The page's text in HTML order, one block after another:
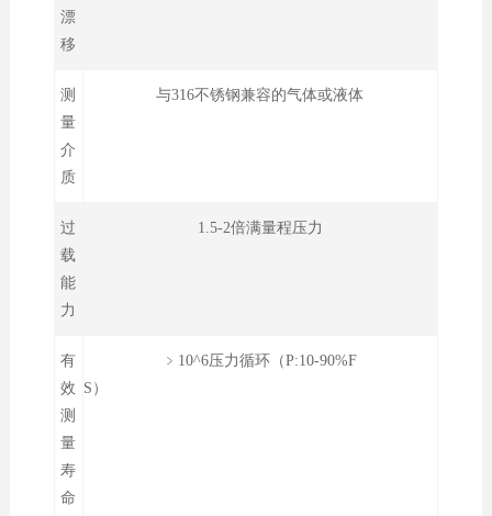
漂
移
测
量
介
质
与316不锈钢兼容的气体或液体
过
载
能
力
1.5-2倍满量程压力
有
效
测
量
寿
命
﹥10^6压力循环（P:10-90%F
S）